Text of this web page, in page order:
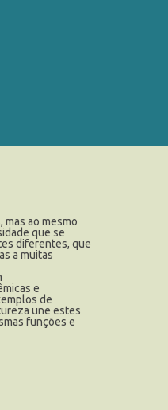
ao mesmo
que se
diferentes, que
a muitas
e
de
une estes
funções e